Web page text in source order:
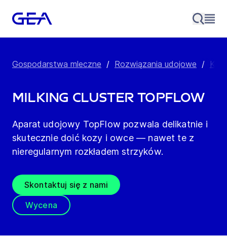
Gospodarstwa mleczne / Rozwiązania udojowe /
Milking Cluster TopFlow
Aparat udojowy TopFlow pozwala delikatnie i
skutecznie doić kozy i owce — nawet te z
nieregularnym rozkładem strzyków.
Skontaktuj się z nami
Wycena